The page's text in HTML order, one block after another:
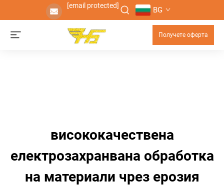
[email protected] BG
Получете оферта
висококачествена
електрозахранвана обработка
на материали чрез ерозия